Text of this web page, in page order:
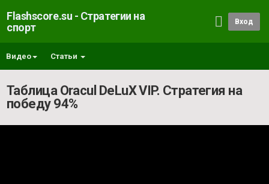
Flashscore.su - Стратегии на
спорт
Вход
Видео Статьи
Таблица Oracul DeLuX VIP. Стратегия на
победу 94%